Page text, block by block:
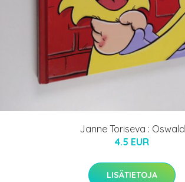
Janne Toriseva : Oswald
4.5 EUR
LISÄTIETOJA